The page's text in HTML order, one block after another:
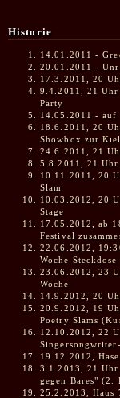
Historie
14.01.2011 -
20.01.2011 -
17.3.2011, 20
9.4.2011, 21
Party
14.05.2011 -
18.6.2011, 20
Showbox zur
24.6.2011, 21
5.8.2011, 21
10.11.2011, 20
Slam
10.03.2012, 20
Stage
17.05.2012, ab
Festival
22.06.2012,
Woche Steckdose
23.06.2012, 23
Woche
14.9.2012, 20
20.9.2012, 19
Poetry Slams
12.10.2012, 22
19.12.2012,
3.1.2013, 21 Uhr
gegen Bares" (2.
25.2.2013, Haus